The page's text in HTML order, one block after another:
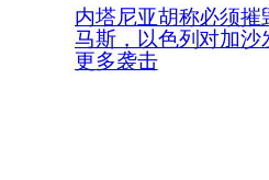
内塔尼亚胡称必须摧
马斯，以色列对加沙
更多袭击